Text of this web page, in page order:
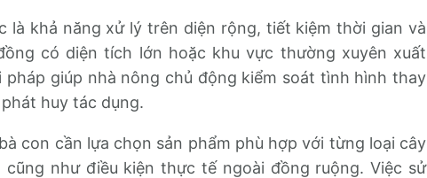
là khả năng xử lý trên diện rộng, tiết kiệm thời gian và
có diện tích lớn hoặc khu vực thường xuyên xuất
pháp giúp nhà nông chủ động kiểm soát tình hình thay
huy tác dụng.
con cần lựa chọn sản phẩm phù hợp với từng loại cây
như điều kiện thực tế ngoài đồng ruộng. Việc sử